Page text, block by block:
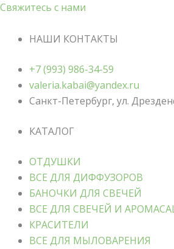
Свяжитесь с нами
НАШИ КОНТАКТЫ
+7 (993) 986-34-59
valeria.kabai@yandex.ru
Санкт-Петербург, ул.
КАТАЛОГ
ОТДУШКИ
ВСЕ ДЛЯ ДИФФУЗОРОВ
БАНОЧКИ ДЛЯ СВЕЧЕЙ
ВСЕ ДЛЯ СВЕЧЕЙ И
КРАСИТЕЛИ
ВСЕ ДЛЯ МЫЛОВАРЕНИЯ